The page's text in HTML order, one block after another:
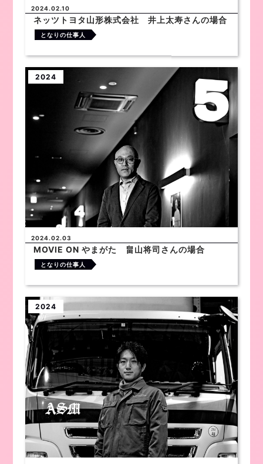
2024.02.10
ネッツトヨタ山形株式会社 井上太寿さんの場合
となりの仕事人
2024
2024.02.03
MOVIE ON やまがた 畠山将司さんの場合
となりの仕事人
2024